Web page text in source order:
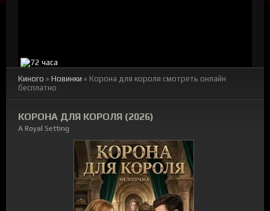
Киного » Новинки » Корона для короля смотреть онлайн
бесплатно
КОРОНА ДЛЯ КОРОЛЯ (2026)
A Royal Setting